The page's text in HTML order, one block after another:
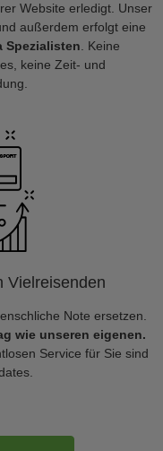
Website erledigt. Unser
außerdem erfolgt eine
Spezialisten . Keine
keine Zeit- und
Vielreisenden
Note ersetzen.
wie unseren eigenen.
Service für Sie sind